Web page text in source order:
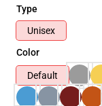
Type
Unisex
Color
Default